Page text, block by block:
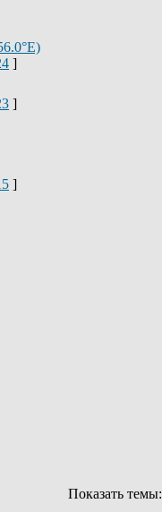
]
]
]
Показать темы: